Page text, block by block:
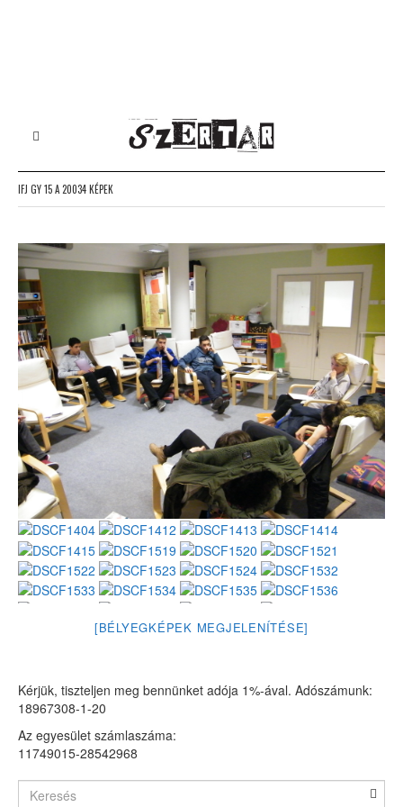
IFJ GY 15 A 20034 KÉPEK
[BÉLYEGKÉPEK MEGJELENÍTÉSE]
Kérjük, tiszteljen meg bennünket adója 1%-ával. Adószámunk:
18967308-1-20
Az egyesület számlaszáma:
11749015-28542968